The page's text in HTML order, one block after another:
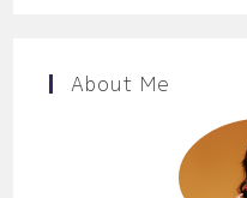
About Me